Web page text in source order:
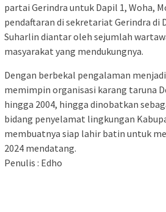
partai Gerindra untuk Dapil 1, Woha,
pendaftaran di sekretariat Gerindra di
Suharlin diantar oleh sejumlah
masyarakat yang mendukungnya.
Dengan berbekal pengalaman
memimpin organisasi karang taruna
hingga 2004, hingga dinobatkan
bidang penyelamat lingkungan
membuatnya siap lahir batin untuk
2024 mendatang.
Penulis : Edho